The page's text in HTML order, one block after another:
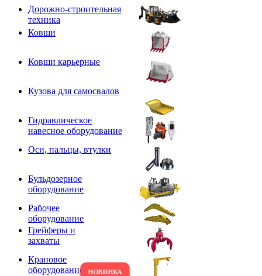
Дорожно-строительная
техника
Ковши
Ковши карьерные
Кузова для самосвалов
Гидравлическое
навесное оборудование
Оси, пальцы, втулки
Бульдозерное
оборудование
Рабочее
оборудование
Грейферы и
захваты
Крановое
оборудование